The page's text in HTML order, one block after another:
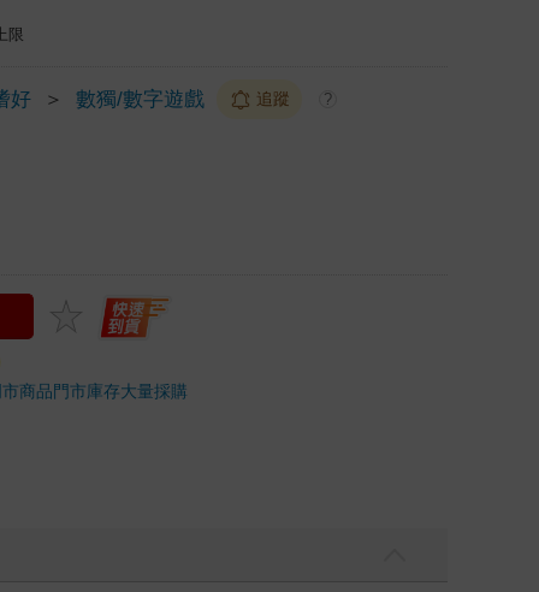
限
好 ＞ 數獨/數字遊戲 追蹤 ?
商品門市庫存大量採購